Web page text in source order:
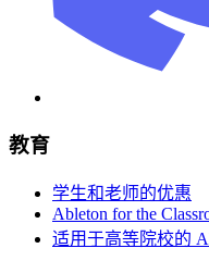
教育
学生和老师的优惠
Ableton for the
适用于高等院校的